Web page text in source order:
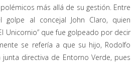
más allá de su gestión. Entre
golpe al concejal John Claro, quien
Unicornio” que fue golpeado por decir
se refería a que su hijo, Rodolfo
directiva de Entorno Verde, pues